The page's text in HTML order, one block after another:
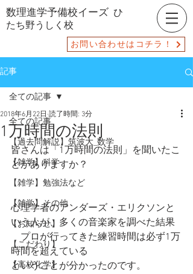
数理進学予備校イーズ ひ
たち野うしく校
お問い合わせはコチラ！
記事
全ての記事
【過去問解説】筑波大_数学
【雑学】科学
【雑学】勉強法など
【雑学】その他
【お知らせ】
【こだわり】
【高校化学】
全ての記事
1万時間の法則
2018年6月22日 読了時間: 3分
皆さんは「1万時間の法則」を聞いたこ
とがありますか？
心理学者のアンダーズ・エリクソンと
いう人が、多くの音楽家を調べた結果
プロが行ってきた練習時間は必ず1万
時間を超えている
ということが分かったのです。